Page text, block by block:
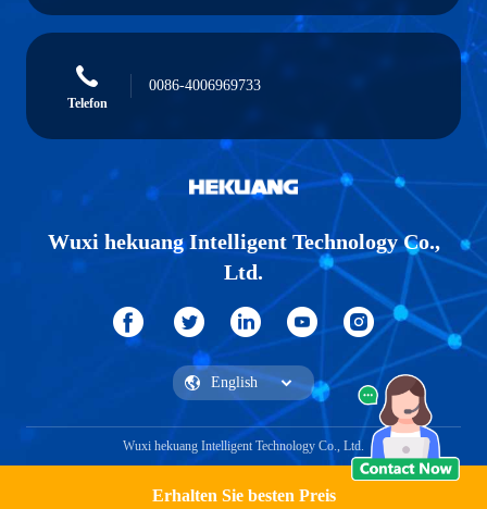
Erhalten Sie besten Preis
Telefon
0086-4006969733
Wuxi hekuang Intelligent Technology Co.,
Ltd.
Wuxi hekuang Intelligent Technology Co., Ltd.
Ein Angebot bekommen